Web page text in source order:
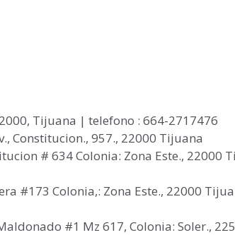
Tijuana | telefono : 664-2717476
Constitucion., 957., 22000 Tijuana
# 634 Colonia: Zona Este., 22000
#173 Colonia,: Zona Este., 22000
#1 Mz 617, Colonia: Soler.,